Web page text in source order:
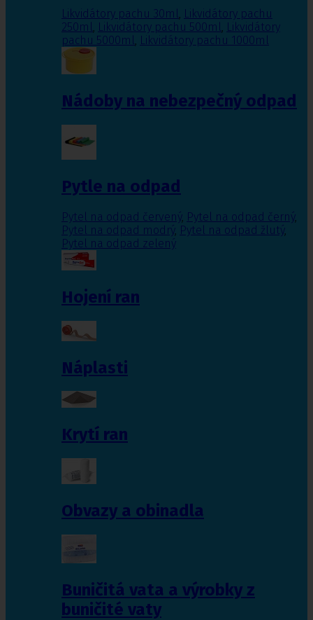
Likvidátory pachu 30ml, Likvidátory pachu
250ml, Likvidátory pachu 500ml, Likvidátory
pachu 5000ml, Likvidátory pachu 1000ml
Nádoby na nebezpečný odpad
Pytle na odpad
Pytel na odpad červený, Pytel na odpad černý,
Pytel na odpad modrý, Pytel na odpad žlutý,
Pytel na odpad zelený
Hojení ran
Náplasti
Krytí ran
Obvazy a obinadla
Buničitá vata a výrobky z
buničité vaty